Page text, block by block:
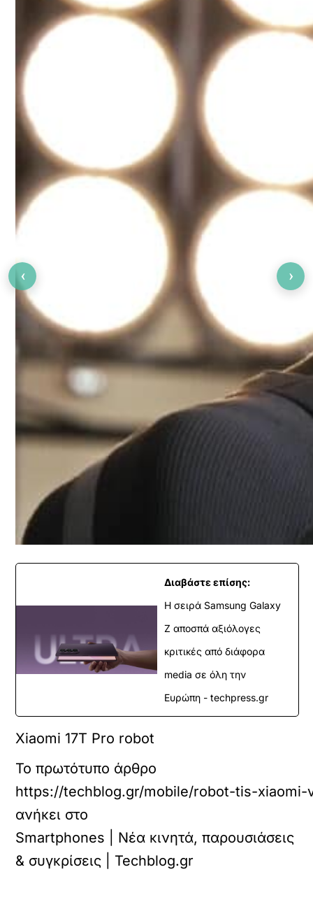
Διαβάστε επίσης:
Η σειρά Samsung Galaxy
Z αποσπά αξιόλογες
κριτικές από διάφορα
media σε όλη την
Ευρώπη - techpress.gr
Xiaomi 17T Pro robot
Το πρωτότυπο άρθρο
https://techblog.gr/mobile/robot-tis-
ανήκει στο
Smartphones | Νέα κινητά, παρουσιάσεις
& συγκρίσεις | Techblog.gr
‹ ›